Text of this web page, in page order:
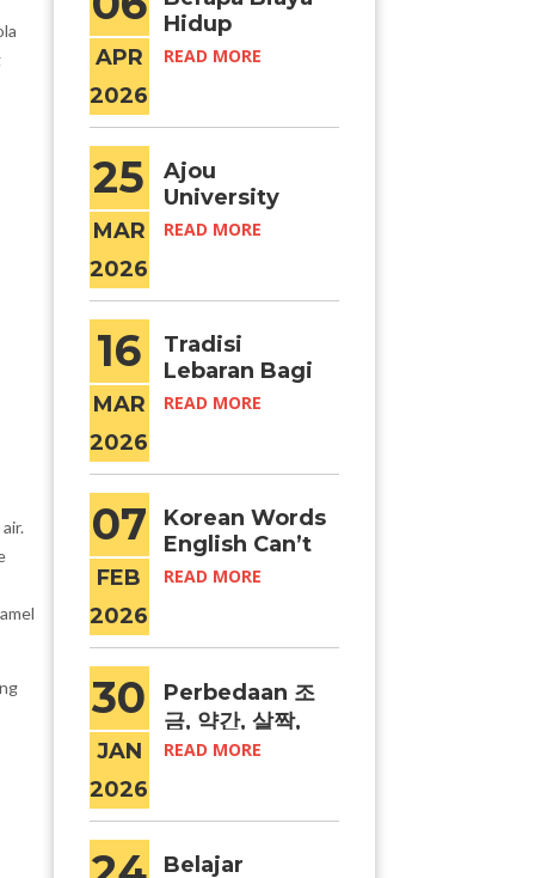
APR
2026
Hidup
Mahasiswa
Bulan?
READ MORE
25
MAR
2026
Ajou
University
Resmi Meraih
Certified
University”
(IEQAS) 2026–
2027
READ MORE
16
MAR
2026
Tradisi
Lebaran Bagi
Umat Muslim
READ MORE
07
FEB
2026
Korean Words
English Can’t
Relate: Makna
n
READ MORE
30
JAN
2026
Perbedaan 조
금, 약간, 살짝,
dan 슬쩍
READ MORE
Belajar